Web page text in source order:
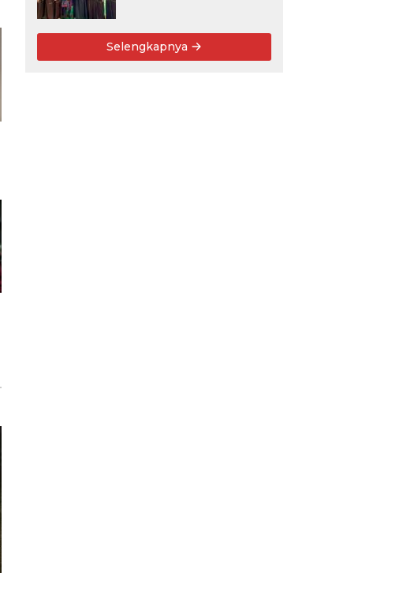
Umum
Selengkapnya